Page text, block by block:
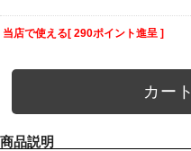
当店で使える[ 290ポイント進呈 ]
カート
商品説明